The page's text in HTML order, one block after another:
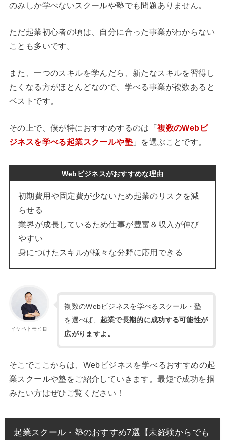
のみしか学べないスクールや塾でも問題ありません。
ただ起業初心者の頃は、自分に合った事業がわからない
ことも多いです。
また、一つのスキルを学んだら、新たなスキルを習得し
たくなる方がほとんどなので、学べる事業が複数あると
ベストです。
その上で、僕が特におすすめするのは「複数のWebビ
ジネスを学べる起業スクールや塾」を選ぶことです。
Webビジネスがおすすめな理由
初期費用や固定費が少ないため起業のリスクを減
らせる
業界が成長しているため仕事が豊富＆収入が伸び
やすい
身につけたスキルが様々な分野に応用できる
イケベトモヒロ
複数のWebビジネスを学べるスクール・塾
を選べば、 起業で長期的に成功する可能性が
広がりますよ。
そこでここからは、Webビジネスを学べるおすすめの起
業スクールや塾をご紹介していきます。最短で成功を掴
みたい方はぜひご覧ください！
起業スクール・塾のおすすめ7選【未経験からでも